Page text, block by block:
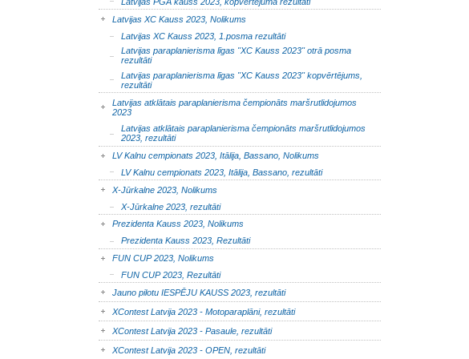
Latvijas XC Kauss 2023, Nolikums
Latvijas XC Kauss 2023, 1.posma rezultāti
Latvijas paraplanierisma līgas "XC Kauss 2023" otrā posma
rezultāti
Latvijas paraplanierisma līgas "XC Kauss 2023" kopvērtējums,
rezultāti
Latvijas atklātais paraplanierisma čempionāts maršrutlidojumos
2023
Latvijas atklātais paraplanierisma čempionāts maršrutlidojumos
2023, rezultāti
LV Kalnu cempionats 2023, Itālija, Bassano, Nolikums
LV Kalnu cempionats 2023, Itālija, Bassano, rezultāti
X-Jūrkalne 2023, Nolikums
X-Jūrkalne 2023, rezultāti
Prezidenta Kauss 2023, Nolikums
Prezidenta Kauss 2023, Rezultāti
FUN CUP 2023, Nolikums
FUN CUP 2023, Rezultāti
Jauno pilotu IESPĒJU KAUSS 2023, rezultāti
XContest Latvija 2023 - Motoparaplāni, rezultāti
XContest Latvija 2023 - Pasaule, rezultāti
XContest Latvija 2023 - OPEN, rezultāti